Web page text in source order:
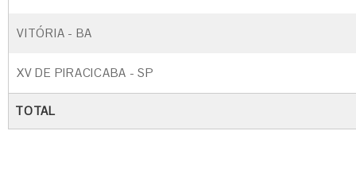
VITÓRIA - BA
XV DE PIRACICABA - SP
TOTAL